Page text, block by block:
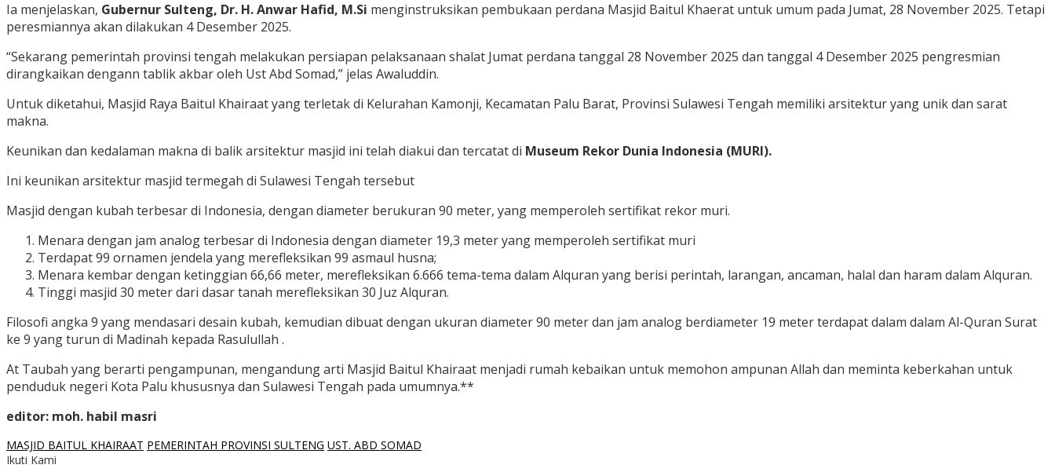
Ia menjelaskan, Gubernur Sulteng, Dr. H. Anwar Hafid, M.Si menginstruksikan pembukaan perdana Masjid Baitul Khaerat untuk umum pada Jumat, 28 November 2025. Tetapi
peresmiannya akan dilakukan 4 Desember 2025.
“Sekarang pemerintah provinsi tengah melakukan persiapan pelaksanaan shalat Jumat perdana tanggal 28 November 2025 dan tanggal 4 Desember 2025 pengresmian
dirangkaikan dengann tablik akbar oleh Ust Abd Somad,” jelas Awaluddin.
Untuk diketahui, Masjid Raya Baitul Khairaat yang terletak di Kelurahan Kamonji, Kecamatan Palu Barat, Provinsi Sulawesi Tengah memiliki arsitektur yang unik dan sarat
makna.
Keunikan dan kedalaman makna di balik arsitektur masjid ini telah diakui dan tercatat di Museum Rekor Dunia Indonesia (MURI).
Ini keunikan arsitektur masjid termegah di Sulawesi Tengah tersebut
Masjid dengan kubah terbesar di Indonesia, dengan diameter berukuran 90 meter, yang memperoleh sertifikat rekor muri.
Menara dengan jam analog terbesar di Indonesia dengan diameter 19,3 meter yang memperoleh sertifikat muri
Terdapat 99 ornamen jendela yang merefleksikan 99 asmaul husna;
Menara kembar dengan ketinggian 66,66 meter, merefleksikan 6.666 tema-tema dalam Alquran yang berisi perintah, larangan, ancaman, halal dan haram dalam Alquran.
Tinggi masjid 30 meter dari dasar tanah merefleksikan 30 Juz Alquran.
Filosofi angka 9 yang mendasari desain kubah, kemudian dibuat dengan ukuran diameter 90 meter dan jam analog berdiameter 19 meter terdapat dalam dalam Al-Quran Surat
ke 9 yang turun di Madinah kepada Rasulullah .
At Taubah yang berarti pengampunan, mengandung arti Masjid Baitul Khairaat menjadi rumah kebaikan untuk memohon ampunan Allah dan meminta keberkahan untuk
penduduk negeri Kota Palu khususnya dan Sulawesi Tengah pada umumnya.**
editor: moh. habil masri
MASJID BAITUL KHAIRAAT PEMERINTAH PROVINSI SULTENG UST. ABD SOMAD
Ikuti Kami